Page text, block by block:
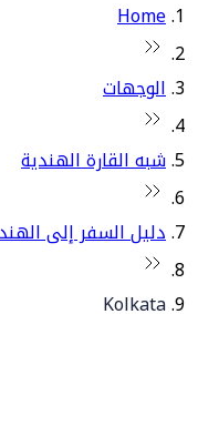
Home
الوجهات
شبه القارة الهندية
دليل السفر إلى
Kolkata